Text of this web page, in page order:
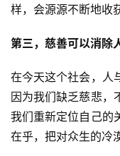
样，会源源不断地收
第三，慈善可以消除
在今天这个社会，人
因为我们缺乏慈悲，
我们重新定位自己的
在乎，把对众生的冷